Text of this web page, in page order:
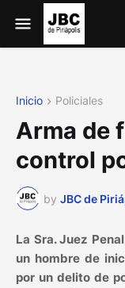
Inicio Policiales
Arma de
control
by JBC de
La Sra. Juez
un hombre de
por un delito de